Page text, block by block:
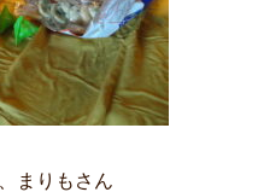
まりもさん